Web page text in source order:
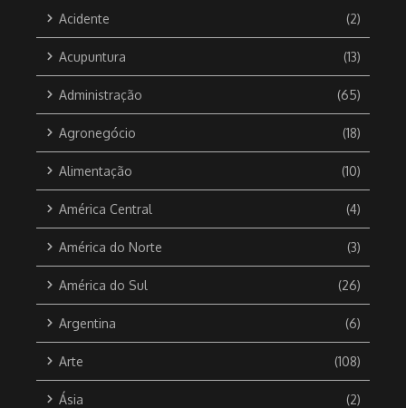
Acidente (2)
Acupuntura (13)
Administração (65)
Agronegócio (18)
Alimentação (10)
América Central (4)
América do Norte (3)
América do Sul (26)
Argentina (6)
Arte (108)
Ásia (2)